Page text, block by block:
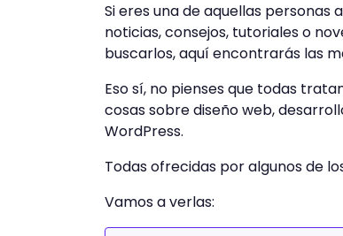
Si eres una de aquellas
noticias, consejos, tutoriales o
buscarlos, aquí encontrarás las
Eso sí, no pienses que todas
cosas sobre diseño web,
WordPress.
Todas ofrecidas por algunos de
Vamos a verlas: